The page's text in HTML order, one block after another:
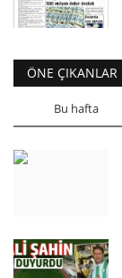
ÖNE ÇIKANLAR
Bu hafta